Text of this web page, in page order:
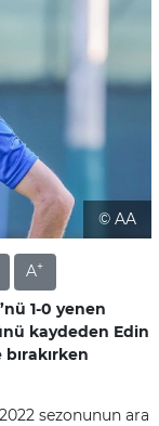
© AA
A+
1-0 yenen
kaydeden Edin
bırakırken
sezonunun ara